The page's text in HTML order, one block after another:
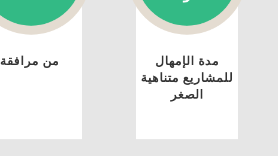
مدة الإمهال
للمشاريع متناهية
الصغر
من مرافقة